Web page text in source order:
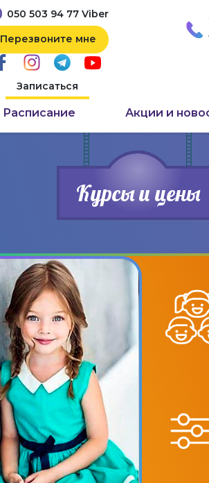
050 503 94 77 Viber
Перезвоните мне
Записаться
Расписание Акции и
Курсы и цены